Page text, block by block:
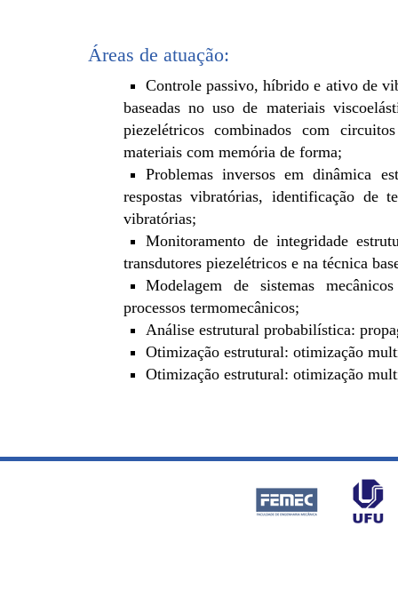
Áreas de atuação:
Controle passivo, híbrido e ativo de
baseadas no uso de materiais
piezelétricos combinados com
materiais com memória de forma;
Problemas inversos em dinâmica
respostas vibratórias, identificação de
vibratórias;
Monitoramento de integridade
transdutores piezelétricos e na técnica
Modelagem de sistemas
processos termomecânicos;
Análise estrutural probabilística:
Otimização estrutural: otimização
Otimização estrutural: otimização